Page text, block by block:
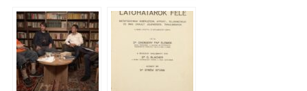
igazság
tükrében
SZOLGÁLATA